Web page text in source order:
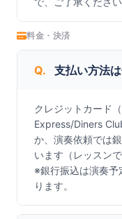
料金・決済
Q. 支払い方法
クレジットカード
Express/Diners
か、演奏依頼では
います（レッスン
※銀行振込は演奏予
ります。